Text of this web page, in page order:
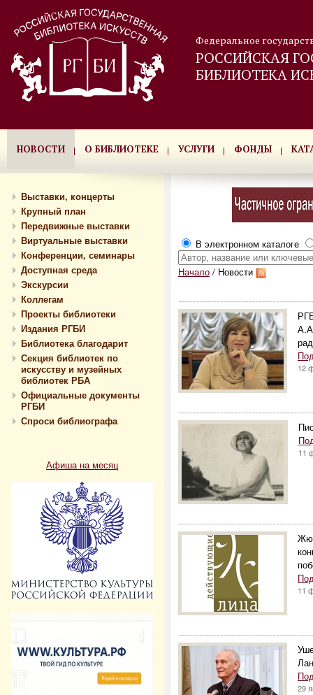
Федеральное
РОССИЙСКАЯ
БИБЛИОТЕКА
НОВОСТИ О БИБЛИОТЕКЕ УСЛУГИ ФОНДЫ
Выставки, концерты
Крупный план
Передвижные выставки
Виртуальные выставки
Конференции, семинары
Доступная среда
Экскурсии
Коллегам
Проекты библиотеки
Издания РГБИ
Библиотека благодарит
Секция библиотек по
искусству и музейных
библиотек РБА
Официальные документы
РГБИ
Спроси библиографа
Афиша на месяц
В электронном каталоге
Начало / Новости
12
11
11
29